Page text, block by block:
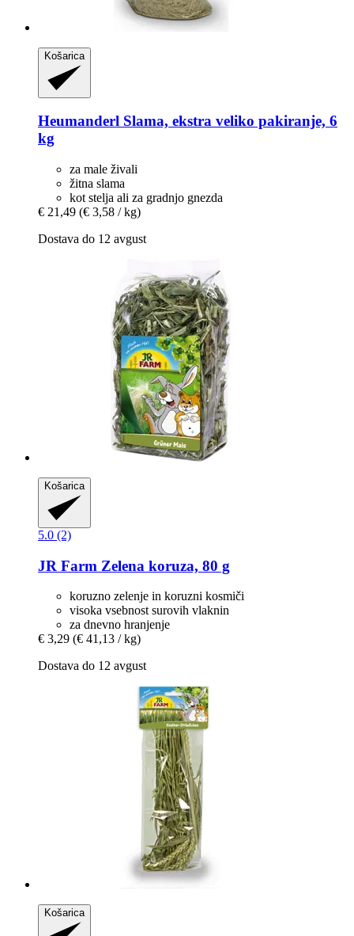
Košarica
Heumanderl Slama, ekstra veliko pakiranje, 6
kg
za male živali
žitna slama
kot stelja ali za gradnjo gnezda
€ 21,49 (€ 3,58 / kg)
Dostava do 12 avgust
Košarica
5.0 (2)
JR Farm Zelena koruza, 80 g
koruzno zelenje in koruzni kosmiči
visoka vsebnost surovih vlaknin
za dnevno hranjenje
€ 3,29 (€ 41,13 / kg)
Dostava do 12 avgust
Košarica